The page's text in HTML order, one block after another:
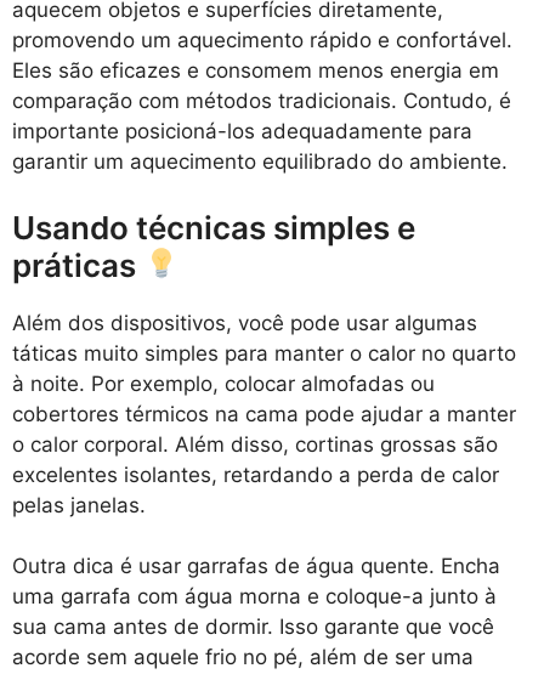
aquecem objetos e superfícies diretamente,
promovendo um aquecimento rápido e confortável.
Eles são eficazes e consomem menos energia em
comparação com métodos tradicionais. Contudo, é
importante posicioná-los adequadamente para
garantir um aquecimento equilibrado do ambiente.
Usando técnicas simples e
práticas
Além dos dispositivos, você pode usar algumas
táticas muito simples para manter o calor no quarto
à noite. Por exemplo, colocar almofadas ou
cobertores térmicos na cama pode ajudar a manter
o calor corporal. Além disso, cortinas grossas são
excelentes isolantes, retardando a perda de calor
pelas janelas.
Outra dica é usar garrafas de água quente. Encha
uma garrafa com água morna e coloque-a junto à
sua cama antes de dormir. Isso garante que você
acorde sem aquele frio no pé, além de ser uma